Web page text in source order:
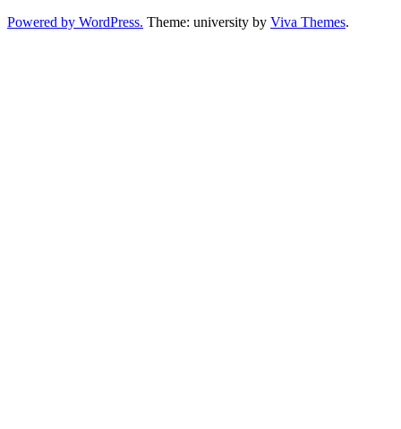
Powered by WordPress. Theme: university by Viva Themes.